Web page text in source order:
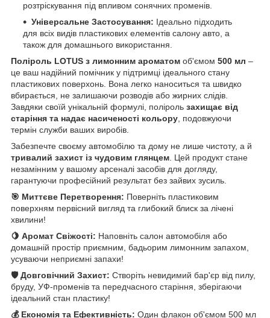
розтріскування під впливом сонячних променів.
Універсальне Застосування: Ідеально підходить
для всіх видів пластикових елементів салону авто, а
також для домашнього використання.
Поліроль LOTUS з лимонним ароматом об'ємом 500 мл –
це ваш надійний помічник у підтримці ідеального стану
пластикових поверхонь. Вона легко наноситься та швидко
вбирається, не залишаючи розводів або жирних слідів.
Завдяки своїй унікальній формулі, поліроль захищає від
старіння та надає насиченості кольору, подовжуючи
термін служби ваших виробів.
Забезпечте своєму автомобілю та дому не лише чистоту, а й
тривалий захист із чудовим глянцем. Цей продукт стане
незамінним у вашому арсеналі засобів для догляду,
гарантуючи професійний результат без зайвих зусиль.
🎯 Миттєве Перетворення: Поверніть пластиковим
поверхням первісний вигляд та глибокий блиск за лічені
хвилини!
🍋 Аромат Свіжості: Наповніть салон автомобіля або
домашній простір приємним, бадьорим лимонним запахом,
усуваючи неприємні запахи!
🛡️ Довговічний Захист: Створіть невидимий бар'єр від пилу,
бруду, УФ-променів та передчасного старіння, зберігаючи
ідеальний стан пластику!
💰 Економія та Ефективність: Один флакон об'ємом 500 мл